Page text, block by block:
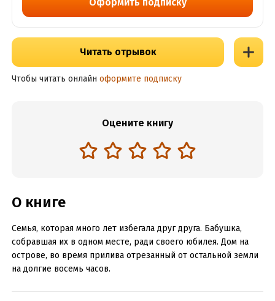
Читать отрывок
Чтобы читать онлайн оформите подписку
Оцените книгу
О книге
Семья, которая много лет избегала друг друга. Бабушка,
собравшая их в одном месте, ради своего юбилея. Дом на
острове, во время прилива отрезанный от остальной земли
на долгие восемь часов.